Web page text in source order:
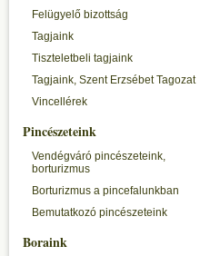
Felügyelő bizottság
Tagjaink
Tiszteletbeli tagjaink
Tagjaink, Szent Erzsébet Tagozat
Vincellérek
Pincészeteink
Vendégváró pincészeteink,
borturizmus
Borturizmus a pincefalunkban
Bemutatkozó pincészeteink
Boraink